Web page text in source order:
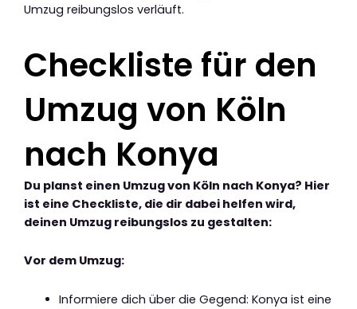
Umzug reibungslos verläuft.
Checkliste für den
Umzug von Köln
nach Konya
Du planst einen Umzug von Köln nach Konya? Hier
ist eine Checkliste, die dir dabei helfen wird,
deinen Umzug reibungslos zu gestalten:
Vor dem Umzug:
Informiere dich über die Gegend: Konya ist eine